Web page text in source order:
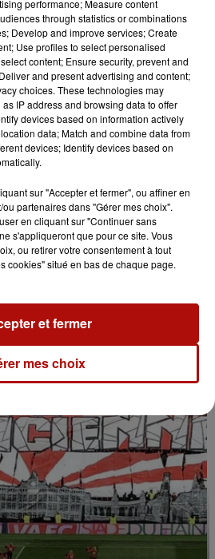
d'orientation au ValJoly !
performance; Measure content
through statistics or combinations
Develop and improve services; Create
Use profiles to select personalised
content; Ensure security, prevent and
and present advertising and content;
choices. These technologies may
IP address and browsing data to offer
devices based on information actively
data; Match and combine data from
devices; Identify devices based on
sur "Accepter et fermer", ou affiner en
partenaires dans "Gérer mes choix".
en cliquant sur "Continuer sans
s'appliqueront que pour ce site. Vous
ou retirer votre consentement à tout
cookies" situé en bas de chaque page.
mes choix
et fermer